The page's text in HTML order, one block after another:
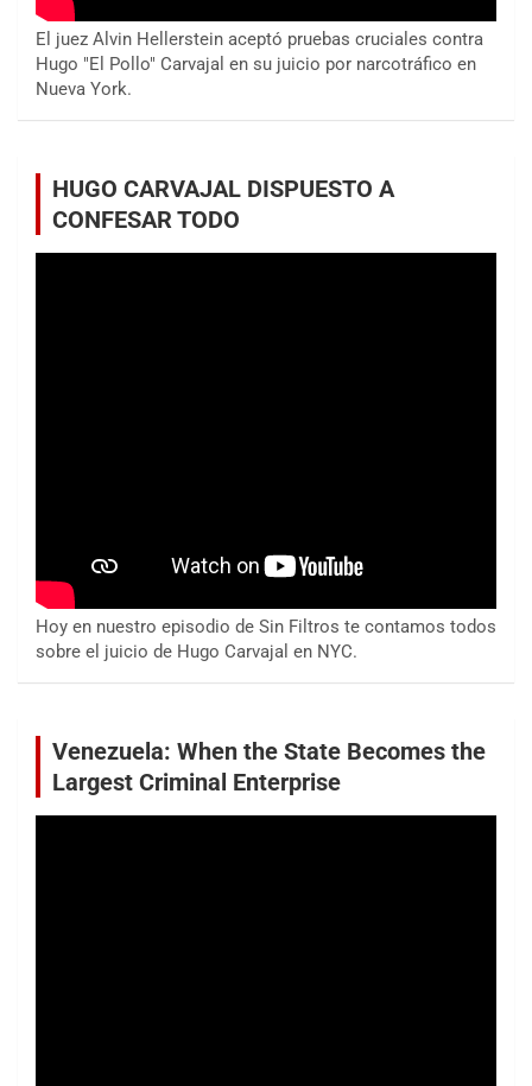
El juez Alvin Hellerstein aceptó pruebas cruciales contra
Hugo "El Pollo" Carvajal en su juicio por narcotráfico en
Nueva York.
HUGO CARVAJAL DISPUESTO A
CONFESAR TODO
Hoy en nuestro episodio de Sin Filtros te contamos todos
sobre el juicio de Hugo Carvajal en NYC.
Venezuela: When the State Becomes the
Largest Criminal Enterprise